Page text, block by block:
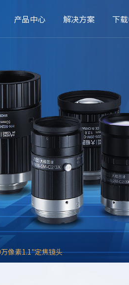
产品中心 解决方案 下
像素1.1"定焦镜头